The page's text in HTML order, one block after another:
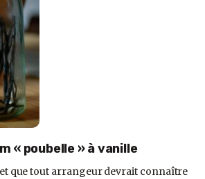
« poubelle » à vanille
que tout arrangeur devrait connaître